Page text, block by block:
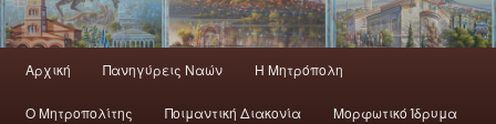
Αρχική Πανηγύρεις Ναών H Mητρόπολη
Ο Mητροπολίτης Ποιμαντική Διακονία Μορφωτικό Ίδρυμα